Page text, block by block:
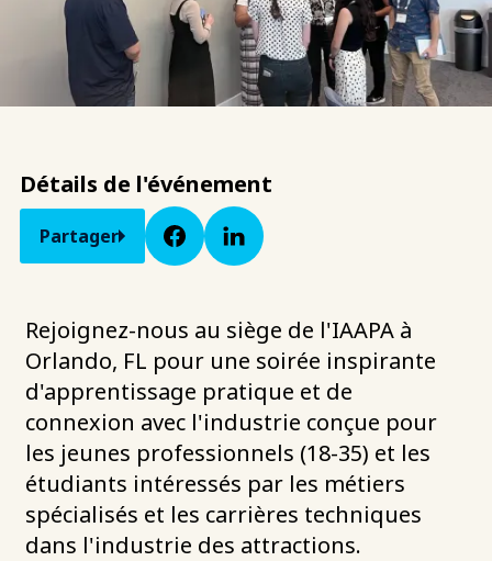
Détails de l'événement
Partager
Rejoignez-nous au siège de l'IAAPA à
Orlando, FL pour une soirée inspirante
d'apprentissage pratique et de
connexion avec l'industrie conçue pour
les jeunes professionnels (18-35) et les
étudiants intéressés par les métiers
spécialisés et les carrières techniques
dans l'industrie des attractions.